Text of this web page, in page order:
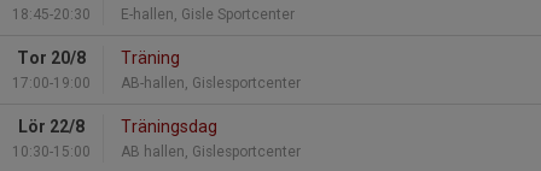
18:45-20:30 E-hallen, Gisle Sportcenter
Tor 20/8
17:00-19:00
Träning
AB-hallen, Gislesportcenter
Lör 22/8
10:30-15:00
Träningsdag
AB hallen, Gislesportcenter